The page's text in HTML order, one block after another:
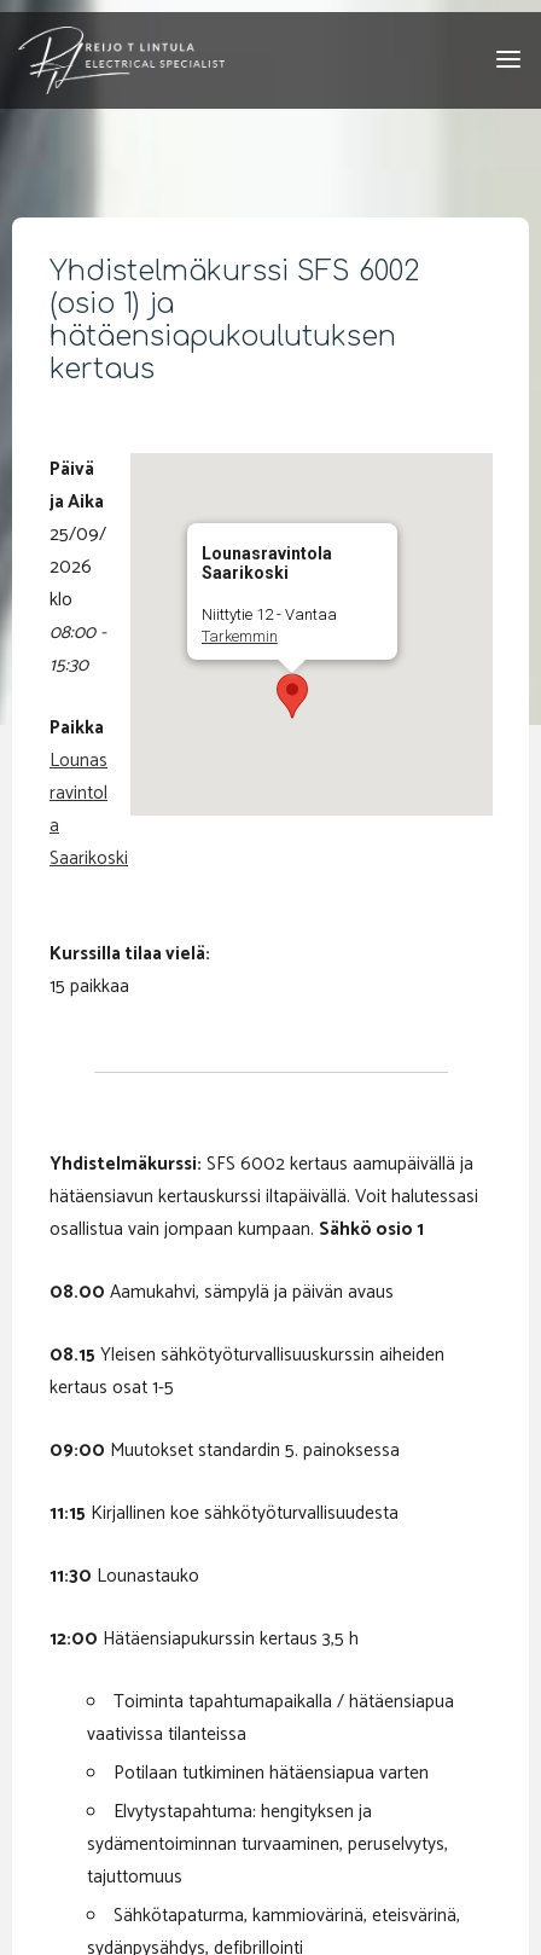
Skip
content
Yhdistelmäkurssi SFS 6002
(osio 1) ja
hätäensiapukoulutuksen
kertaus
Lounasravintola
Saarikoski
Niittytie 12 - Vantaa
Tarkemmin
Päivä
ja Aika
25/09/
2026
klo
08:00 -
15:30
Paikka
Lounas
ravintol
a
Saarikoski
Kurssilla tilaa vielä:
15 paikkaa
Yhdistelmäkurssi: SFS 6002 kertaus aamupäivällä ja
hätäensiavun kertauskurssi iltapäivällä. Voit halutessasi
osallistua vain jompaan kumpaan. Sähkö osio 1
08.00 Aamukahvi, sämpylä ja päivän avaus
08.15 Yleisen sähkötyöturvallisuuskurssin aiheiden
kertaus osat 1-5
09:00 Muutokset standardin 5. painoksessa
11:15 Kirjallinen koe sähkötyöturvallisuudesta
11:30 Lounastauko
12:00 Hätäensiapukurssin kertaus 3,5 h
Toiminta tapahtumapaikalla / hätäensiapua
vaativissa tilanteissa
Potilaan tutkiminen hätäensiapua varten
Elvytystapahtuma: hengityksen ja
sydämentoiminnan turvaaminen, peruselvytys,
tajuttomuus
Sähkötapaturma, kammiovärinä, eteisvärinä,
sydänpysähdys, defibrillointi